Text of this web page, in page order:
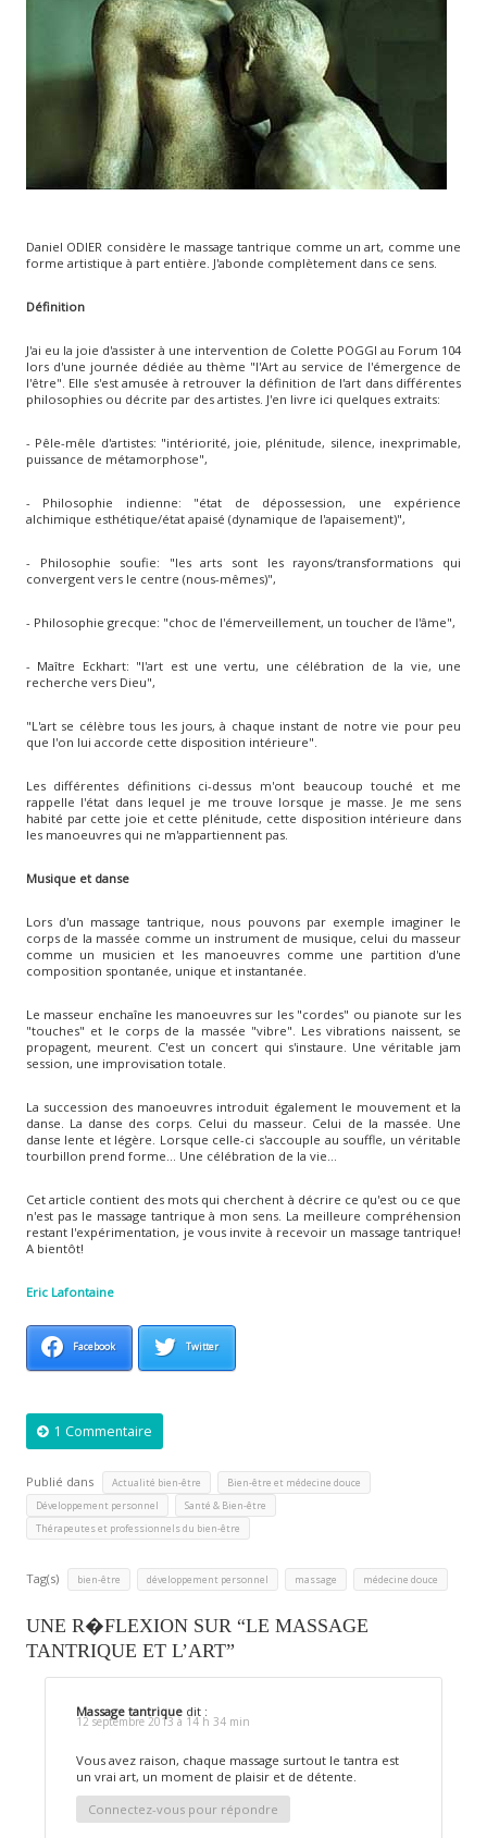
Daniel ODIER considère le massage tantrique comme un art, comme une
forme artistique à part entière. J'abonde complètement dans ce sens.
Définition
J'ai eu la joie d'assister à une intervention de Colette POGGI au Forum 104
lors d'une journée dédiée au thème "l'Art au service de l'émergence de
l'être". Elle s'est amusée à retrouver la définition de l'art dans différentes
philosophies ou décrite par des artistes. J'en livre ici quelques extraits:
- Pêle-mêle d'artistes: "intériorité, joie, plénitude, silence, inexprimable,
puissance de métamorphose",
- Philosophie indienne: "état de dépossession, une expérience
alchimique esthétique/état apaisé (dynamique de l'apaisement)",
- Philosophie soufie: "les arts sont les rayons/transformations qui
convergent vers le centre (nous-mêmes)",
- Philosophie grecque: "choc de l'émerveillement, un toucher de l'âme",
- Maître Eckhart: "l'art est une vertu, une célébration de la vie, une
recherche vers Dieu",
"L'art se célèbre tous les jours, à chaque instant de notre vie pour peu
que l'on lui accorde cette disposition intérieure".
Les différentes définitions ci-dessus m'ont beaucoup touché et me
rappelle l'état dans lequel je me trouve lorsque je masse. Je me sens
habité par cette joie et cette plénitude, cette disposition intérieure dans
les manoeuvres qui ne m'appartiennent pas.
Musique et danse
Lors d'un massage tantrique, nous pouvons par exemple imaginer le
corps de la massée comme un instrument de musique, celui du masseur
comme un musicien et les manoeuvres comme une partition d'une
composition spontanée, unique et instantanée.
Le masseur enchaîne les manoeuvres sur les "cordes" ou pianote sur les
"touches" et le corps de la massée "vibre". Les vibrations naissent, se
propagent, meurent. C'est un concert qui s'instaure. Une véritable jam
session, une improvisation totale.
La succession des manoeuvres introduit également le mouvement et la
danse. La danse des corps. Celui du masseur. Celui de la massée. Une
danse lente et légère. Lorsque celle-ci s'accouple au souffle, un véritable
tourbillon prend forme... Une célébration de la vie...
Cet article contient des mots qui cherchent à décrire ce qu'est ou ce que
n'est pas le massage tantrique à mon sens. La meilleure compréhension
restant l'expérimentation, je vous invite à recevoir un massage tantrique!
A bientôt!
Eric Lafontaine
Facebook Twitter
1 Commentaire
Publié dans Actualité bien-être Bien-être et médecine douce
Développement personnel Santé & Bien-être
Thérapeutes et professionnels du bien-être
Tag(s) bien-être développement personnel massage médecine douce
UNE R�FLEXION SUR “LE MASSAGE
TANTRIQUE ET L’ART”
Massage tantrique dit :
12 septembre 2013 à 14 h 34 min
Vous avez raison, chaque massage surtout le tantra est
un vrai art, un moment de plaisir et de détente.
Connectez-vous pour répondre